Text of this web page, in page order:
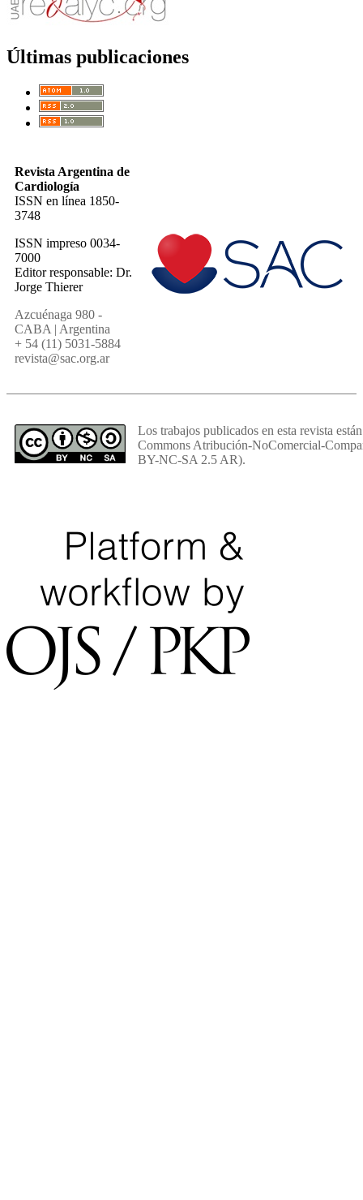
Últimas publicaciones
Revista Argentina de
Cardiología
ISSN en línea 1850-
3748
ISSN impreso 0034-
7000
Editor responsable: Dr.
Jorge Thierer
Azcuénaga 980 -
CABA | Argentina
+ 54 (11) 5031-5884
revista@sac.org.ar
Los trabajos publicados en esta revista
Commons Atribución-NoComercial-
BY-NC-SA 2.5 AR).